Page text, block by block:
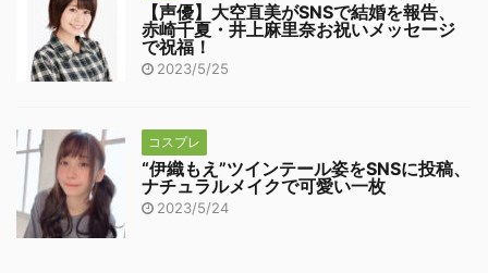
【声優】大空直美がSNSで結婚を報告、
赤崎千夏・井上麻里奈お祝いメッセージ
で祝福！
2023/5/25
コスプレ
“伊織もえ”ツインテール姿をSNSに投稿、
ナチュラルメイクで可愛い一枚
2023/5/24